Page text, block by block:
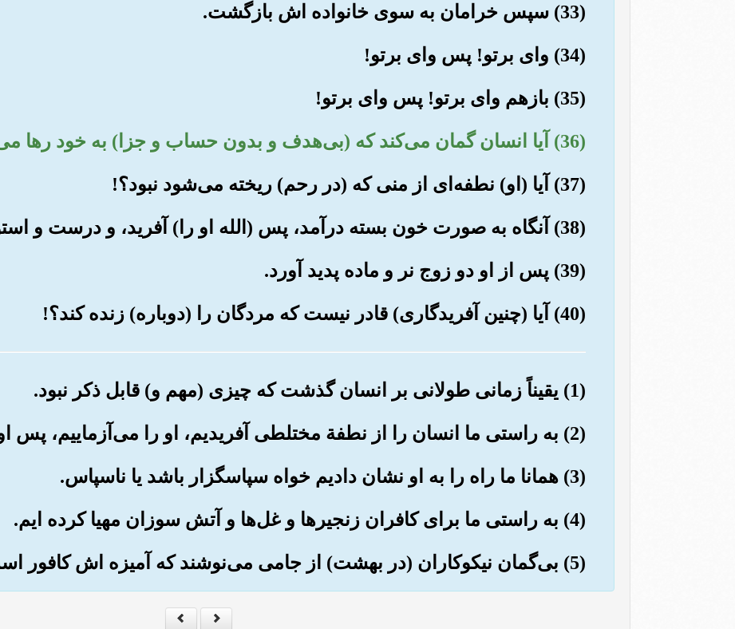
(33) سپس خرامان به سوی خانواده اش بازگشت.
(34) وای برتو! پس وای برتو!
(35) بازهم وای برتو! پس وای برتو!
(36) آیا انسان گمان می‌کند که (بی‌هدف و بدون حساب و جزا) به خود رها می‌شود؟
(37) آیا (او) نطفه‌ای از منی که (در رحم) ریخته می‌شود نبود؟!
(38) آنگاه به صورت خون بسته درآمد، پس (الله او را) آفرید، و درست و استوار ساخت.
(39) پس از او دو زوج نر و ماده پدید آورد.
(40) آیا (چنین آفریدگاری) قادر نیست که مردگان را (دوباره) زنده کند؟!
(1) یقیناً زمانی طولانی بر انسان گذشت که چیزی (مهم و) قابل ذکر نبود.
(2) به راستی ما انسان را از نطفة مختلطی آفریدیم، او را می‌آزماییم، پس او را شنوای بینا قرار دادیم.
(3) همانا ما راه را به او نشان دادیم خواه سپاسگزار باشد یا ناسپاس.
(4) به راستی ما برای کافران زنجیرها و غل‌ها و آتش سوزان مهیا کرده ایم.
(5) بی‌گمان نیکوکاران (در بهشت) از جامی می‌نوشند که آمیزه اش کافور است.